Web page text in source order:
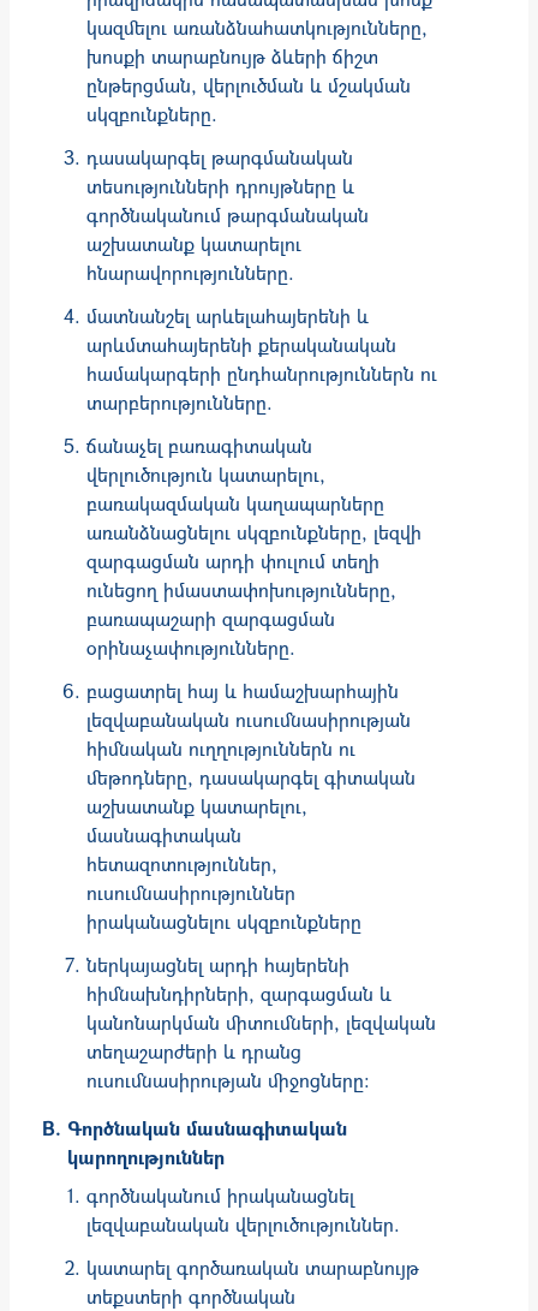
կազմելու առանձնահատկությունները,
խոսքի տարաբնույթ ձևերի ճիշտ
ընթերցման, վերլուծման և մշակման
սկզբունքները.
դասակարգել թարգմանական
տեսությունների դրույթները և
գործնականում թարգմանական
աշխատանք կատարելու
հնարավորությունները.
մատնանշել արևելահայերենի և
արևմտահայերենի քերականական
համակարգերի ընդհանրություններն ու
տարբերությունները.
ճանաչել բառագիտական
վերլուծություն կատարելու,
բառակազմական կաղապարները
առանձնացնելու սկզբունքները, լեզվի
զարգացման արդի փուլում տեղի
ունեցող իմաստափոխությունները,
բառապաշարի զարգացման
օրինաչափությունները.
բացատրել հայ և համաշխարհային
լեզվաբանական ուսումնասիրության
հիմնական ուղղություններն ու
մեթոդները, դասակարգել գիտական
աշխատանք կատարելու,
մասնագիտական
հետազոտություններ,
ուսումնասիրություններ
իրականացնելու սկզբունքները
ներկայացնել արդի հայերենի
հիմնախնդիրների, զարգացման և
կանոնարկման միտումների, լեզվական
տեղաշարժերի և դրանց
ուսումնասիրության միջոցները:
Գործնական մասնագիտական
կարողություններ
գործնականում իրականացնել
լեզվաբանական վերլուծություններ.
կատարել գործառական տարաբնույթ
տեքստերի գործնական